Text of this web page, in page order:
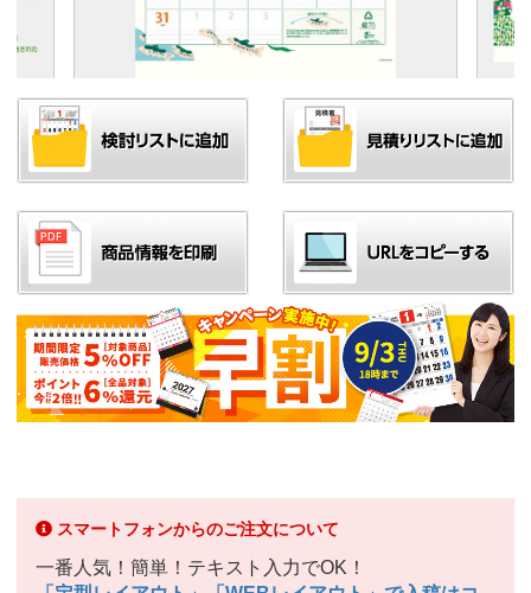
スマートフォンからのご注文について
一番人気！簡単！テキスト入力でOK！